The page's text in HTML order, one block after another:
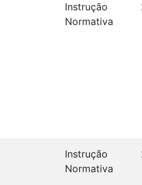
Instrução
Normativa
Instrução
Normativa